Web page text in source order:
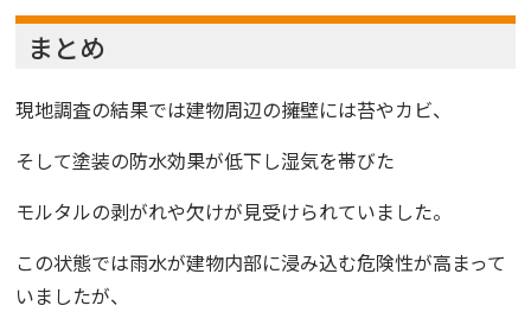
まとめ
現地調査の結果では建物周辺の擁壁には苔やカビ、
そして塗装の防水効果が低下し湿気を帯びた
モルタルの剥がれや欠けが見受けられていました。
この状態では雨水が建物内部に浸み込む危険性が高まって
いましたが、